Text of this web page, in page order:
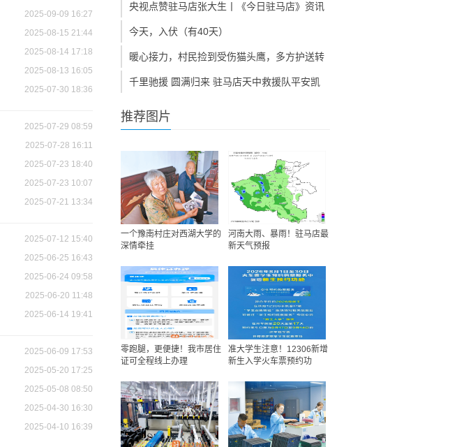
2025-09-09 16:27
2025-08-15 21:44
2025-08-14 17:18
2025-08-13 16:05
2025-07-30 18:36
2025-07-29 08:59
2025-07-28 16:11
2025-07-23 18:40
2025-07-23 10:07
2025-07-21 13:34
2025-07-12 15:40
2025-06-25 16:43
2025-06-24 09:58
2025-06-20 11:48
2025-06-14 19:41
2025-06-09 17:53
2025-05-20 17:25
2025-05-08 08:50
2025-04-30 16:30
2025-04-10 16:39
央视点赞驻马店张大生丨《今日驻马店》资讯
今天，入伏（有40天）
暖心接力，村民捡到受伤猫头鹰，多方护送转
千里驰援 圆满归来 驻马店天中救援队平安凯
推荐图片
一个豫南村庄对西湖大学的
深情牵挂
河南大雨、暴雨！驻马店最
新天气预报
零跑腿，更便捷！我市居住
证可全程线上办理
准大学生注意！12306新增
新生入学火车票预约功